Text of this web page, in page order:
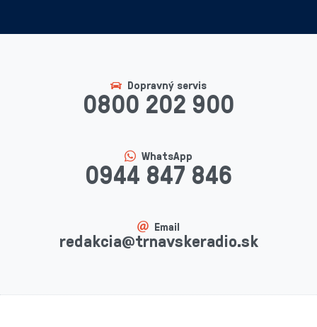
Dopravný servis
0800 202 900
WhatsApp
0944 847 846
Email
redakcia@trnavskeradio.sk